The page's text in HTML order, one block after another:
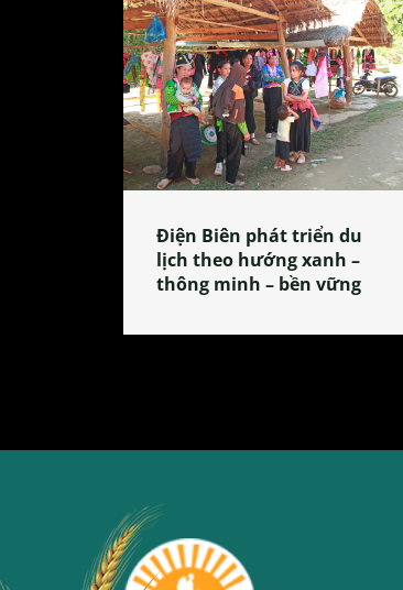
Điện Biên phát triển du
lịch theo hướng xanh –
thông minh – bền vững